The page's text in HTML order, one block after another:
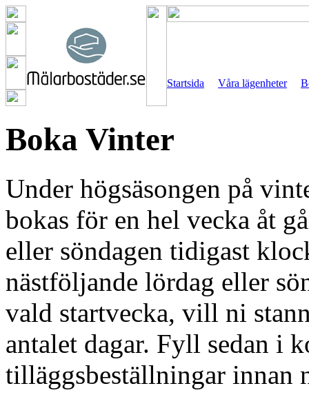
Startsida Våra lägenheter
Boka Vinter
Under högsäsongen på
bokas för en hel vecka åt
eller söndagen tidigast
nästföljande lördag eller
vald startvecka, vill ni
antalet dagar. Fyll sedan i
tilläggsbeställningar innan